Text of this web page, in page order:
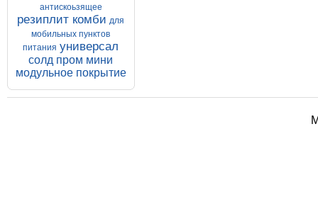
антискоьзящее
резиплит комби для
мобильных пунктов
питания универсал
солд пром мини
модульное покрытие